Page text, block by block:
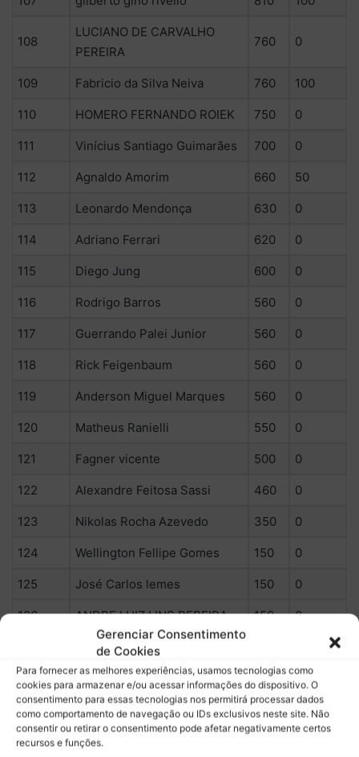
Gerenciar Consentimento
de Cookies
Para fornecer as melhores experiências, usamos tecnologias como
cookies para armazenar e/ou acessar informações do dispositivo. O
consentimento para essas tecnologias nos permitirá processar dados
como comportamento de navegação ou IDs exclusivos neste site. Não
consentir ou retirar o consentimento pode afetar negativamente certos
recursos e funções.
108
LUCIANO DE CARVALHO
PEREIRA
760 0
109 Fabricio da Silva Neiva 760 100
110 HOMERO FERNANDO ROIEK 750 0
111 Vinícius Santiago Guimarães 700 0
112 Agnaldo Amorim 660 50
113 Leonardo Mendonça 630 0
114 Adriano Ferrari 620 0
115 Diego Jung 600 0
116 Rodrigo Barros 560 0
117 Guerrando Palei Junior 560 0
118 Rick Feigenbaum 560 0
119 Anderson Miguel Marques 560 0
120 Matheus Ranielli 550 0
121 Fagner vicente 500 0
122 Alexandre Feitosa Sassi 460 0
123 Nikolas Rocha Azevedo 350 0
124 Wellington Fellipe Gomes 150 0
125 José Carlos lemes 150 0
126 ANDRE LUIZ LINS PEREIRA 150 0
Pedro Lopes
128 Jose Eduardo 100 0
129 Ronaldo Garcia 100 0
130 Fiori Zonta